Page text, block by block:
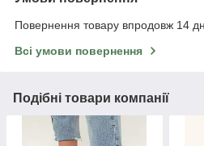
Повернення товару впродовж 14
Всі умови повернення
Подібні товари компанії